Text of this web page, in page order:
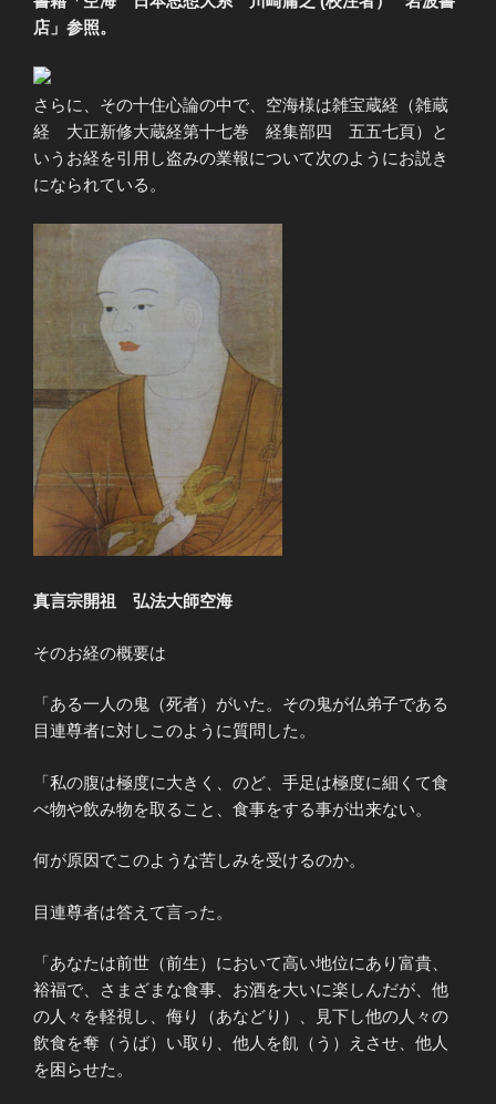
店」 参照。
さらに、その十住心論の中で、空海様は雑宝蔵経（雑蔵
経 大正新修大蔵経第十七巻 経集部四 五五七頁）と
いうお経を引用し盗みの業報について次のようにお説き
になられている。
真言宗開祖 弘法大師空海
そのお経の概要は
「ある一人の鬼（死者）がいた。その鬼が仏弟子である
目連尊者に対しこのように質問した。
「私の腹は極度に大きく、のど、手足は極度に細くて食
べ物や飲み物を取ること、食事をする事が出来ない。
何が原因でこのような苦しみを受けるのか。
目連尊者は答えて言った。
「あなたは前世（前生）において高い地位にあり富貴、
裕福で、さまざまな食事、お酒を大いに楽しんだが、他
の人々を軽視し、侮り（あなどり）、見下し他の人々の
飲食を奪（うば）い取り、他人を飢（う）えさせ、他人
を困らせた。